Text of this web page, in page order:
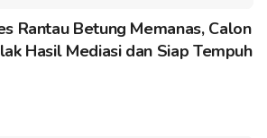
Rantau Betung Memanas, Calon
Hasil Mediasi dan Siap Tempuh